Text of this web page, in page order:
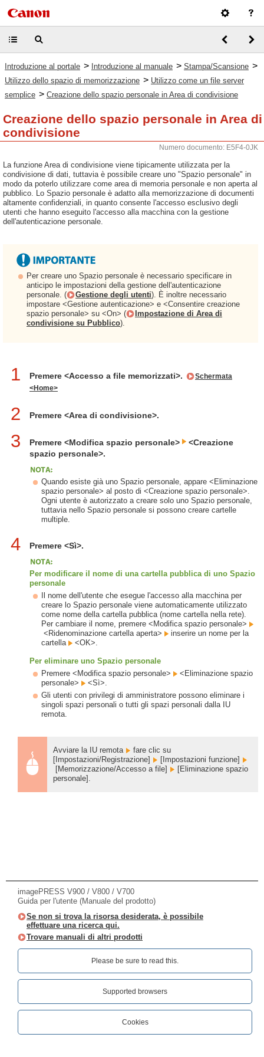
Introduzione al portale > Introduzione al manuale > Stampa/Scansione >
Utilizzo dello spazio di memorizzazione > Utilizzo come un file server
semplice > Creazione dello spazio personale in Area di condivisione
Creazione dello spazio personale in Area di
condivisione
Numero documento: E5F4-0JK
La funzione Area di condivisione viene tipicamente utilizzata per la
condivisione di dati, tuttavia è possibile creare uno "Spazio personale" in
modo da poterlo utilizzare come area di memoria personale e non aperta al
pubblico. Lo Spazio personale è adatto alla memorizzazione di documenti
altamente confidenziali, in quanto consente l'accesso esclusivo degli
utenti che hanno eseguito l'accesso alla macchina con la gestione
dell'autenticazione personale.
Per creare uno Spazio personale è necessario specificare in
anticipo le impostazioni della gestione dell'autenticazione
personale. (
Gestione degli utenti). È inoltre necessario
impostare <Gestione autenticazione> e <Consentire creazione
spazio personale> su <On> (
Impostazione di Area di
condivisione su Pubblico).
1 Premere <Accesso a file memorizzati>.
Schermata
<Home>
2 Premere <Area di condivisione>.
3 Premere <Modifica spazio personale>
<Creazione
spazio personale>.
Quando esiste già uno Spazio personale, appare <Eliminazione
spazio personale> al posto di <Creazione spazio personale>.
Ogni utente è autorizzato a creare solo uno Spazio personale,
tuttavia nello Spazio personale si possono creare cartelle
multiple.
4 Premere <Sì>.
Per modificare il nome di una cartella pubblica di uno Spazio
personale
Il nome dell'utente che esegue l'accesso alla macchina per
creare lo Spazio personale viene automaticamente utilizzato
come nome della cartella pubblica (nome cartella nella rete).
Per cambiare il nome, premere <Modifica spazio personale>
<Ridenominazione cartella aperta>
inserire un nome per la
cartella
<OK>.
Per eliminare uno Spazio personale
Premere <Modifica spazio personale>
<Eliminazione spazio
personale>
<Sì>.
Gli utenti con privilegi di amministratore possono eliminare i
singoli spazi personali o tutti gli spazi personali dalla IU
remota.
Avviare la IU remota
fare clic su
[Impostazioni/Registrazione]
[Impostazioni funzione]
[Memorizzazione/Accesso a file]
[Eliminazione spazio
personale].
imagePRESS V900 / V800 / V700
Guida per l'utente (Manuale del prodotto)
Se non si trova la risorsa desiderata, è possibile
effettuare una ricerca qui.
Trovare manuali di altri prodotti
Please be sure to read this.‎
Supported browsers
Cookies